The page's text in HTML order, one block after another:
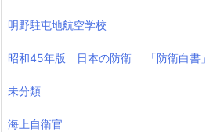
明野駐屯地航空学校
昭和45年版 日本の防衛 「防衛白書」
未分類
海上自衛官